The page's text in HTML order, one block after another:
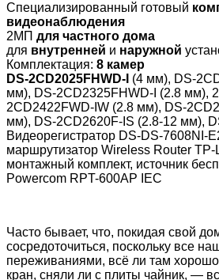
Специализированный готовый
видеонаблюдения
2МП для частного дома
для внутренней и наружной
Комплектация: 8 камер
DS-2CD2025FHWD-I (4 мм), DS-
мм), DS-2CD2325FHWD-I (2.8 мм),
2CD2422FWD-IW (2.8 мм), DS-
мм), DS-2CD2620F-IS (2.8-12 мм),
Видеорегистратор DS-DS-7608NI-
маршрутизатор Wireless Router
монтажный комплект, источник
Powercom RPT-600AP IEC
Часто бывает, что, покидая свой
сосредоточиться, поскольку все
переживаниями, всё ли там
кран, сняли ли с плиты чайник, —